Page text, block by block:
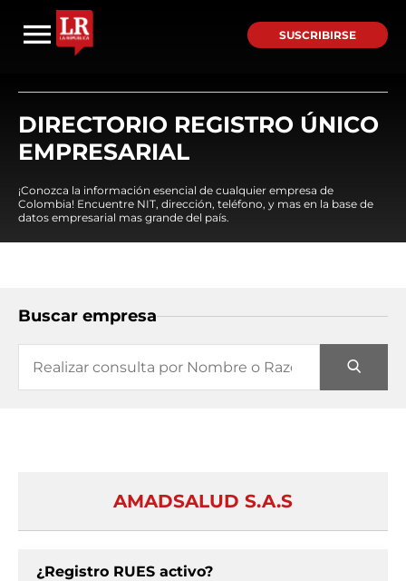
SUSCRIBIRSE
DIRECTORIO REGISTRO ÚNICO
EMPRESARIAL
¡Conozca la información esencial de cualquier empresa de
Colombia! Encuentre NIT, dirección, teléfono, y mas en la base de
datos empresarial mas grande del país.
Buscar empresa
AMADSALUD S.A.S
¿Registro RUES activo?